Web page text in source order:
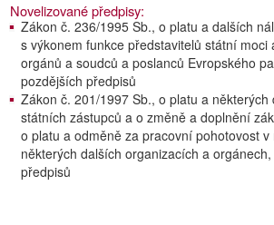
Novelizované předpisy:
Zákon č. 236/1995 Sb., o platu a dalších
s výkonem funkce představitelů státní moci
orgánů a soudců a poslanců Evropského
pozdějších předpisů
Zákon č. 201/1997 Sb., o platu a některých
státních zástupců a o změně a doplnění
o platu a odměně za pracovní pohotovost
některých dalších organizacích a
předpisů